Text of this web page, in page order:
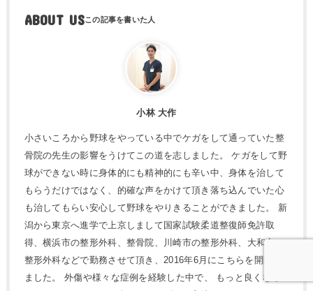
ABOUT US
小林 大作
小さいころから野球をやっている中でケガをして通っていた整
骨院の先生の影響をうけてこの道を志しました。 ケガをして野
球ができない時に身体的にも精神的にも辛い中、身体を治して
もらうだけではなく、的確な声をかけて頂き落ち込んでいた心
も治してもらい安心して野球をやりきることができました。 新
潟から東京へ進学で上京しまして国家試験柔道整復師免許取
得、横浜市の整形外科、整骨院、川崎市の整形外科、大和市の
整形外科などで勤務させて頂き、2016年6月にこちらを開院し
ました。 外傷や様々な症例を経験した中で、 もっと良くなる